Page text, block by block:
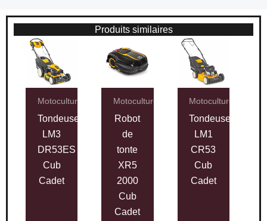
Produits similaires
Motoculture
Tondeuse
LM3
DR53ES
Cub
Cadet
Motoculture
Robot
de
tonte
XR5
2000
Cub
Cadet
Motoculture
Tondeuse
LM1
CR53
Cub
Cadet